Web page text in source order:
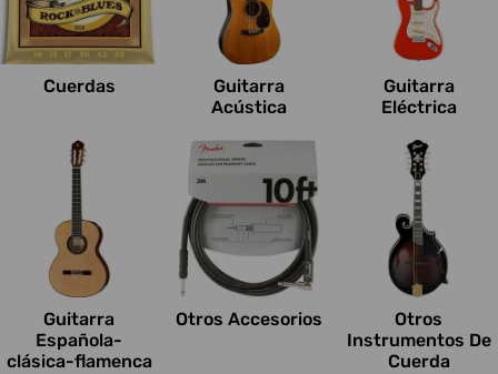
Cuerdas
Guitarra
Acústica
Guitarra
Eléctrica
Guitarra
Española-
clásica-flamenca
Otros Accesorios
Otros
Instrumentos De
Cuerda